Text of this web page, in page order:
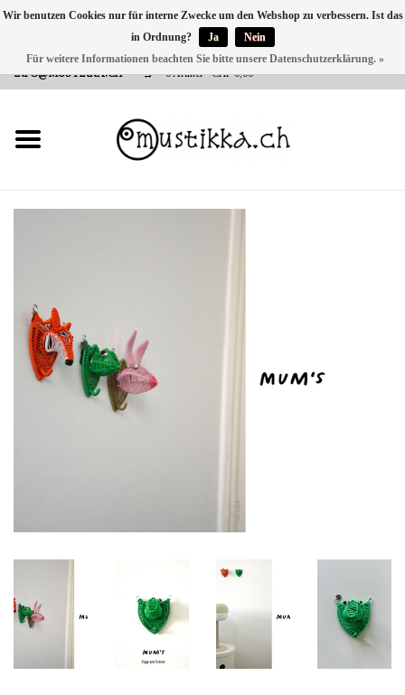
VERSANDKOSTEN 0 CHF INNERHALB CH | INT. VERSAND ÜBER
INFO@MUSTIKKA.CH
0 Artikel - CHF 0,00
NEU BEI UNS
SHOP - A PIECE OF
FINLAND FOR YOU
Marken
Wir benutzen Cookies nur für interne Zwecke um den Webshop zu verbessern. Ist das
in Ordnung?
Ja
Nein
Für weitere Informationen beachten Sie bitte unsere Datenschutzerklärung. »